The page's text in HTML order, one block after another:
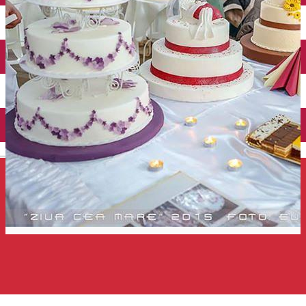
English
Închirieri auto
Închirieri de biciclete